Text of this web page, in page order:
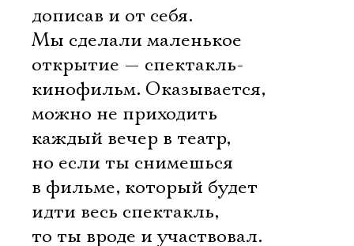
дописав и от себя.
Мы сделали маленькое
открытие — спектакль-
кинофильм. Оказывается,
можно не приходить
каждый вечер в театр,
но если ты снимешься
в фильме, который будет
идти весь спектакль,
то ты вроде и участвовал.